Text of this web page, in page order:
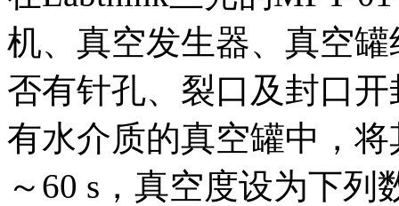
机、真空发生器、真空
否有针孔、裂口及封口
有水介质的真空罐中，
～60 s，真空度设为下列